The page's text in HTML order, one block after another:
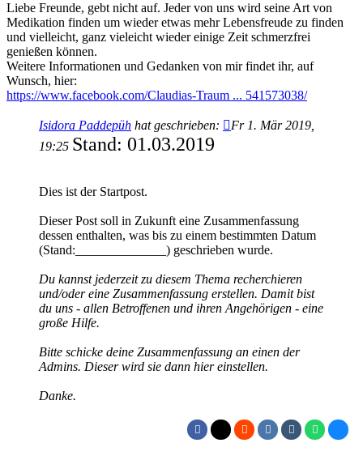
Liebe Freunde, gebt nicht auf. Jeder von uns wird seine Art von
Medikation finden um wieder etwas mehr Lebensfreude zu finden
und vielleicht, ganz vieleicht wieder einige Zeit schmerzfrei
genießen können.
Weitere Informationen und Gedanken von mir findet ihr, auf
Wunsch, hier:
https://www.facebook.com/Claudias-Traum ... 541573038/
Isidora Paddepüh hat geschrieben:
Fr 1. Mär 2019,
19:25 Stand: 01.03.2019
Dies ist der Startpost.
Dieser Post soll in Zukunft eine Zusammenfassung
dessen enthalten, was bis zu einem bestimmten Datum
(Stand:______________) geschrieben wurde.
Du kannst jederzeit zu diesem Thema recherchieren
und/oder eine Zusammenfassung erstellen. Damit bist
du uns - allen Betroffenen und ihren Angehörigen - eine
große Hilfe.
Bitte schicke deine Zusammenfassung an einen der
Admins. Dieser wird sie dann hier einstellen.
Danke.